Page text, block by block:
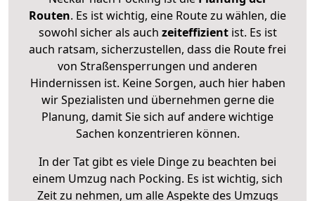
Routen. Es ist wichtig, eine Route zu wählen, die
sowohl sicher als auch zeiteffizientist. Es ist
auch ratsam, sicherzustellen, dass die Route frei
von Straßensperrungen und anderen
Hindernissen ist. Keine Sorgen, auch hier haben
wir Spezialisten und übernehmen gerne die
Planung, damit Sie sich auf andere wichtige
Sachen konzentrieren können.
In der Tat gibt es viele Dinge zu beachten bei
einem Umzug nach Pocking. Es ist wichtig, sich
Zeit zu nehmen, um alle Aspekte des Umzugs